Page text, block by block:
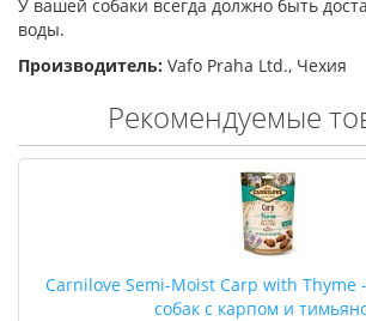
У вашей собаки всегда должно быть
воды.
Производитель: Vafo Praha Ltd., Чехия
Рекомендуемые
Carnilove Semi-Moist Carp with Thyme
собак с карпом и